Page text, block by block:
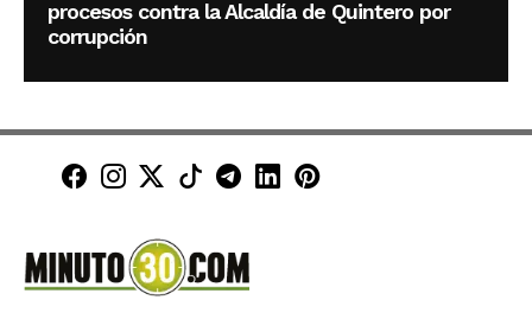
procesos contra la Alcaldía de Quintero por
corrupción
Minuto30 en Facebook
Minuto30 en Instagram
Minuto30 en X (Twitter)
Minuto30 en TikTok
Canal de Minuto30 en
Minuto30 en LinkedIn
Minuto30 en